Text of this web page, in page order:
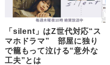
「silent」はZ世代対応“ス
マホドラマ” 部屋に独り
で籠もって泣ける“意外な
工夫”とは